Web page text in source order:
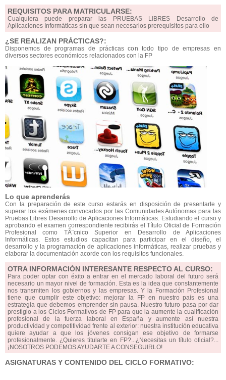
REQUISITOS PARA MATRICULARSE:
Cualquiera puede preparar las PRUEBAS LIBRES Desarrollo de
Aplicaciones Informáticas sin que sean necesarios prerequisitos para ello
¿SE REALIZAN PRÁCTICAS?:
Disponemos de programas de prácticas con todo tipo de empresas en
diversos sectores económicos relacionados con la FP
Lo que aprenderás
Con la preparación de este curso estarás en disposición de presentarte y
superar los exámenes convocados por las Comunidades Autónomas para las
Pruebas Libres Desarrollo de Aplicaciones Informáticas. Estudiando el curso y
aprobando el examen correspondiente recibirás el Título Oficial de Formación
Profesional como TÃ¨cnico Superior en Desarrollo de Aplicaciones
Informáticas. Estos estudios capacitan para participar en el diseño, el
desarrollo y la programación de aplicaciones informáticas, realizar pruebas y
elaborar la documentación acorde con los requisitos funcionales.
OTRA INFORMACIÓN INTERESANTE RESPECTO AL CURSO:
Para poder optar con éxito a entrar en el mercado laboral del futuro será
necesario un mayor nivel de formación. Esta es la idea que constantemente
nos transmiten los gobiernos y las empresas. Y la Formación Profesional
tiene que cumplir este objetivo: mejorar la FP en nuestro país es una
estrategia que debemos emprender sin pausa. Nuestro futuro pasa por dar
prestigio a los Ciclos Formativos de FP para que la aumente la cualificación
profesional de la fuerza laboral en España y aumente así nuestra
productividad y competitividad frente al exterior: nuestra institución educativa
quiere ayudar a que los jóvenes consigan ese objetivo de formarse
profesionalmente. ¿Quieres titularte en FP?...¿Necesitas un título oficial?...
¡NOSOTROS PODEMOS AYUDARTE A CONSEGUIRLO!
ASIGNATURAS Y CONTENIDO DEL CICLO FORMATIVO: